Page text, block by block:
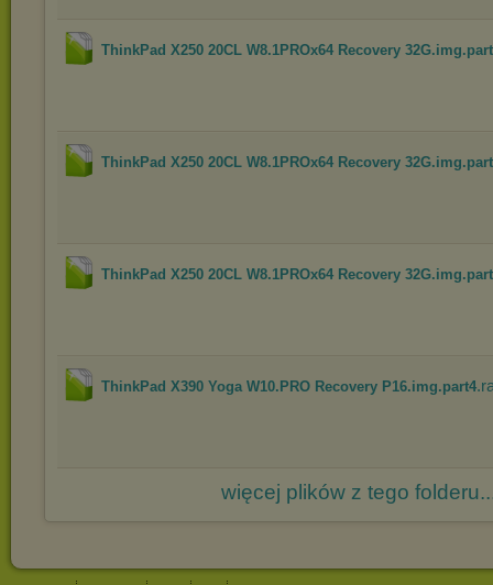
ThinkPad X250 20CL W8.1PROx64 Recovery
ThinkPad X250 20CL W8.1PROx64 Recovery
ThinkPad X250 20CL W8.1PROx64 Recovery
ThinkPad X390 Yoga W10.PRO Recovery P16.img.part4
więcej plików z tego